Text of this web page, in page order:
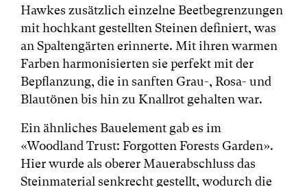
Hawkes zusätzlich einzelne Beetbegrenzungen
mit hochkant gestellten Steinen definiert, was
an Spaltengärten erinnerte. Mit ihren warmen
Farben harmonisierten sie perfekt mit der
Bepflanzung, die in sanften Grau-, Rosa- und
Blautönen bis hin zu Knallrot gehalten war.
Ein ähnliches Bauelement gab es im
«Woodland Trust: Forgotten Forests Garden».
Hier wurde als oberer Mauerabschluss das
Steinmaterial senkrecht gestellt, wodurch die